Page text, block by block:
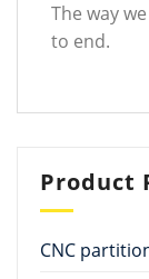
Product
CNC
The way
to end.